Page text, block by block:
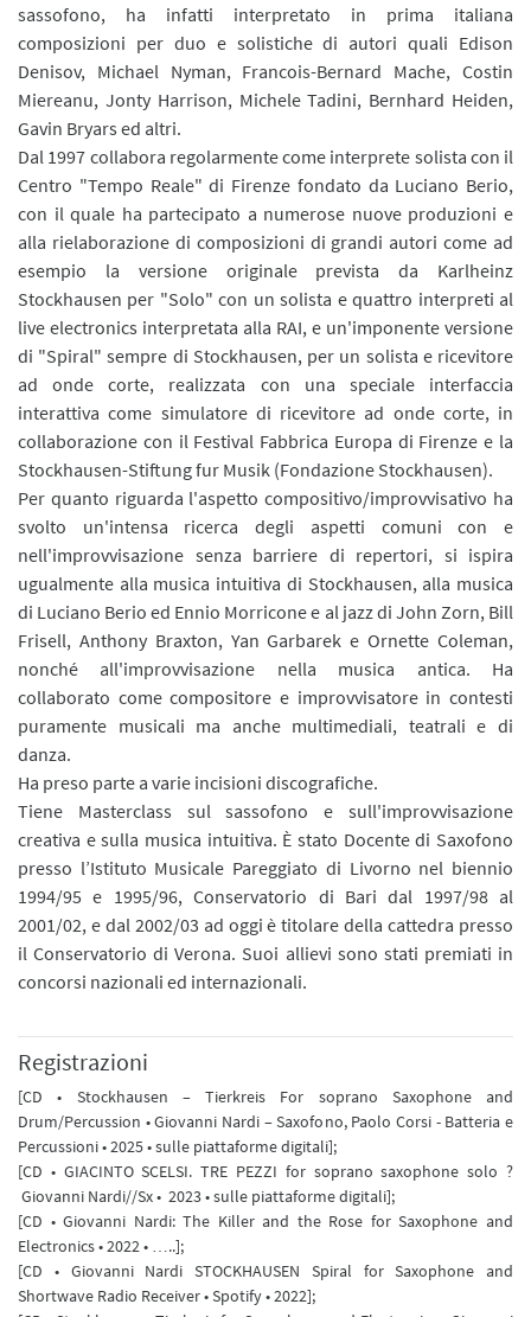
sassofono, ha infatti interpretato in prima italiana
composizioni per duo e solistiche di autori quali Edison
Denisov, Michael Nyman, Francois-Bernard Mache, Costin
Miereanu, Jonty Harrison, Michele Tadini, Bernhard Heiden,
Gavin Bryars ed altri.
Dal 1997 collabora regolarmente come interprete solista con il
Centro "Tempo Reale" di Firenze fondato da Luciano Berio,
con il quale ha partecipato a numerose nuove produzioni e
alla rielaborazione di composizioni di grandi autori come ad
esempio la versione originale prevista da Karlheinz
Stockhausen per "Solo" con un solista e quattro interpreti al
live electronics interpretata alla RAI, e un'imponente versione
di "Spiral" sempre di Stockhausen, per un solista e ricevitore
ad onde corte, realizzata con una speciale interfaccia
interattiva come simulatore di ricevitore ad onde corte, in
collaborazione con il Festival Fabbrica Europa di Firenze e la
Stockhausen-Stiftung fur Musik (Fondazione Stockhausen).
Per quanto riguarda l'aspetto compositivo/improvvisativo ha
svolto un'intensa ricerca degli aspetti comuni con e
nell'improvvisazione senza barriere di repertori, si ispira
ugualmente alla musica intuitiva di Stockhausen, alla musica
di Luciano Berio ed Ennio Morricone e al jazz di John Zorn, Bill
Frisell, Anthony Braxton, Yan Garbarek e Ornette Coleman,
nonché all'improvvisazione nella musica antica. Ha
collaborato come compositore e improvvisatore in contesti
puramente musicali ma anche multimediali, teatrali e di
danza.
Ha preso parte a varie incisioni discografiche.
Tiene Masterclass sul sassofono e sull'improvvisazione
creativa e sulla musica intuitiva. È stato Docente di Saxofono
presso l’Istituto Musicale Pareggiato di Livorno nel biennio
1994/95 e 1995/96, Conservatorio di Bari dal 1997/98 al
2001/02, e dal 2002/03 ad oggi è titolare della cattedra presso
il Conservatorio di Verona. Suoi allievi sono stati premiati in
concorsi nazionali ed internazionali.
Registrazioni
[CD • Stockhausen – Tierkreis For soprano Saxophone and
Drum/Percussion • Giovanni Nardi – Saxofono, Paolo Corsi - Batteria e
Percussioni • 2025 • sulle piattaforme digitali];
[CD • GIACINTO SCELSI. TRE PEZZI for soprano saxophone solo ?
Giovanni Nardi//Sx • 2023 • sulle piattaforme digitali];
[CD • Giovanni Nardi: The Killer and the Rose for Saxophone and
Electronics • 2022 • …..];
[CD • Giovanni Nardi STOCKHAUSEN Spiral for Saxophone and
Shortwave Radio Receiver • Spotify • 2022];